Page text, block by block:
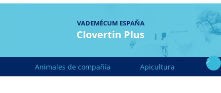
navegación
VADEMÉCUM ESPAÑA
Clovertin Plus
Animales de compañía Apicultura